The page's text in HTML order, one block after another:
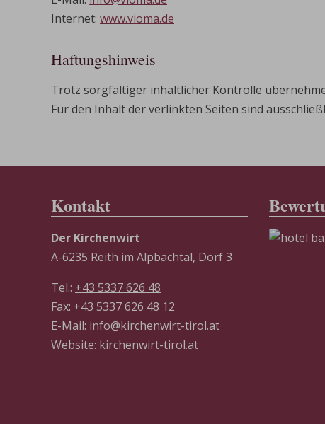
Internet: www.vioma.de
Haftungshinweis
Trotz sorgfältiger inhaltlicher Kontrolle
Für den Inhalt der verlinkten Seiten sind
Kontakt
Der Kirchenwirt
A-6235 Reith im Alpbachtal, Dorf 3
Tel.: +43 5337 626 48
Fax: +43 5337 626 48 12
E-Mail: info@kirchenwirt-tirol.at
Website: kirchenwirt-tirol.at